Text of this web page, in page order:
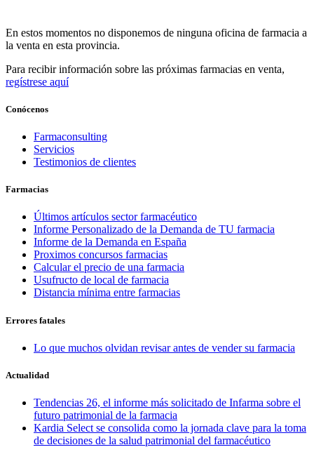
En estos momentos no disponemos de ninguna oficina de farmacia a
la venta en esta provincia.
Para recibir información sobre las próximas farmacias en venta,
regístrese aquí
Conócenos
Farmaconsulting
Servicios
Testimonios de clientes
Farmacias
Últimos artículos sector farmacéutico
Informe Personalizado de la Demanda de TU farmacia
Informe de la Demanda en España
Proximos concursos farmacias
Calcular el precio de una farmacia
Usufructo de local de farmacia
Distancia mínima entre farmacias
Errores fatales
Lo que muchos olvidan revisar antes de vender su farmacia
Actualidad
Tendencias 26, el informe más solicitado de Infarma sobre el
futuro patrimonial de la farmacia
Kardia Select se consolida como la jornada clave para la toma
de decisiones de la salud patrimonial del farmacéutico